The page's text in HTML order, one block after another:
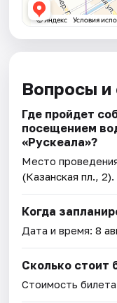
Вопросы и
Где пройдет
посещением
«Рускеала»?
Место
(Казанская пл., 2).
Когда
Дата и время:8
Сколько стоит
Стоимость